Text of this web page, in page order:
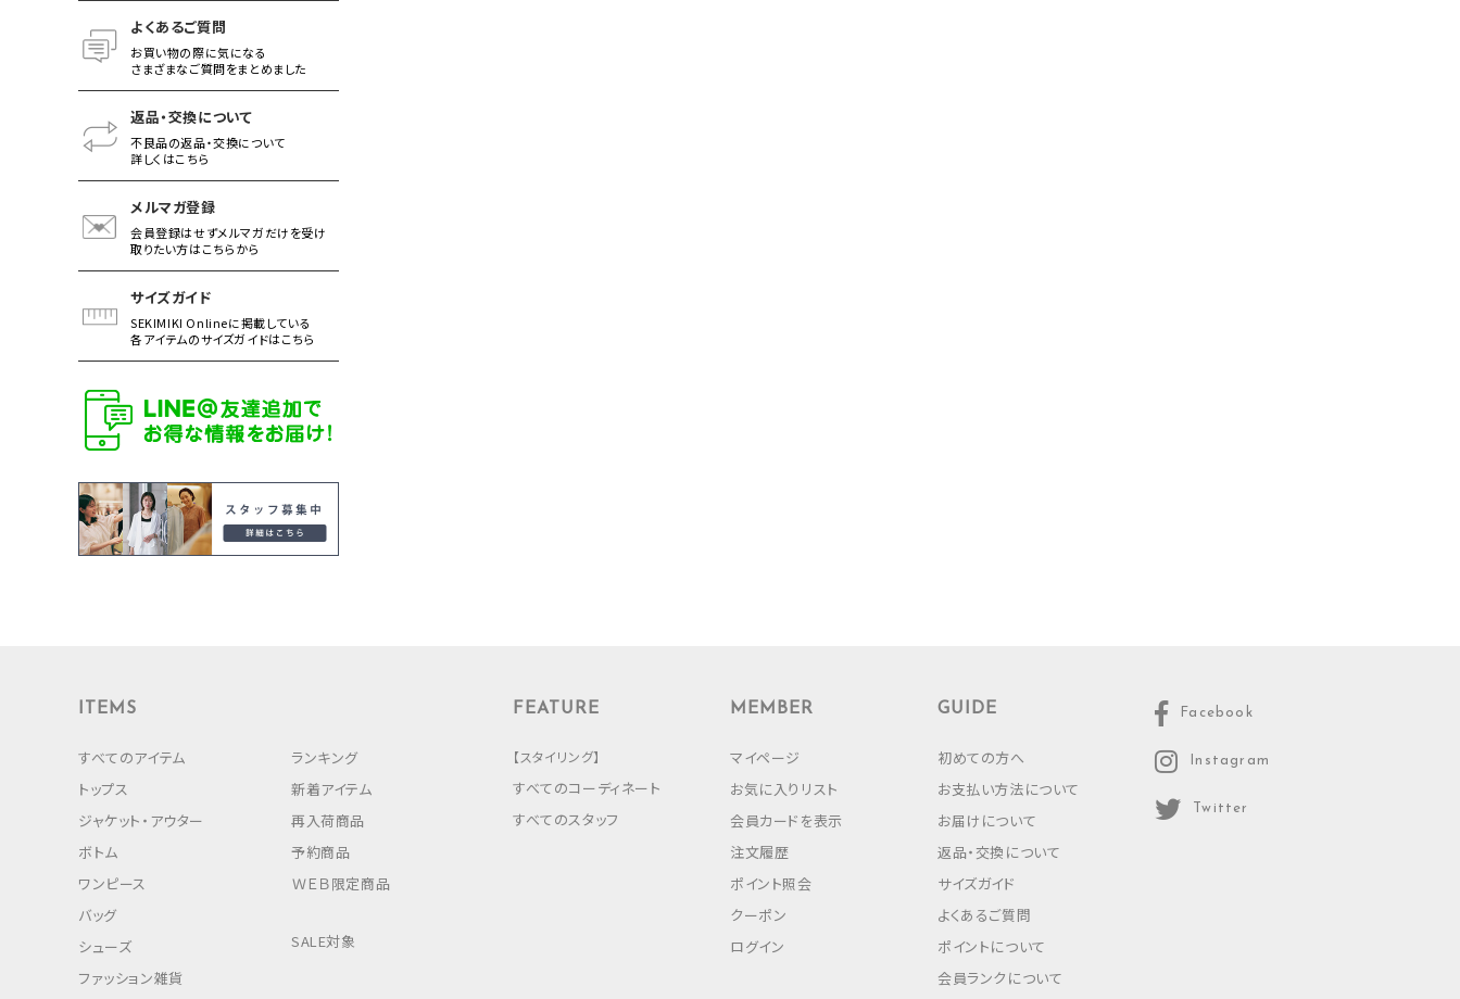
よくあるご質問
お買い物の際に気になる
さまざまなご質問をまとめました
返品・交換について
不良品の返品・交換について
詳しくはこちら
メルマガ登録
会員登録はせずメルマガだけを受け
取りたい方はこちらから
サイズガイド
SEKIMIKI Onlineに掲載している
各アイテムのサイズガイドはこちら
ITEMS
すべてのアイテム
トップス
ジャケット・アウター
ボトム
ワンピース
バッグ
シューズ
ファッション雑貨
ランキング
新着アイテム
再入荷商品
予約商品
ＷＥＢ限定商品
SALE対象
FEATURE
【スタイリング】
すべてのコーディネート
すべてのスタッフ
MEMBER
マイページ
お気に入りリスト
会員カードを表示
注文履歴
ポイント照会
クーポン
ログイン
GUIDE
初めての方へ
お支払い方法について
お届けについて
返品・交換について
サイズガイド
よくあるご質問
ポイントについて
会員ランクについて
Facebook
Instagram
Twitter